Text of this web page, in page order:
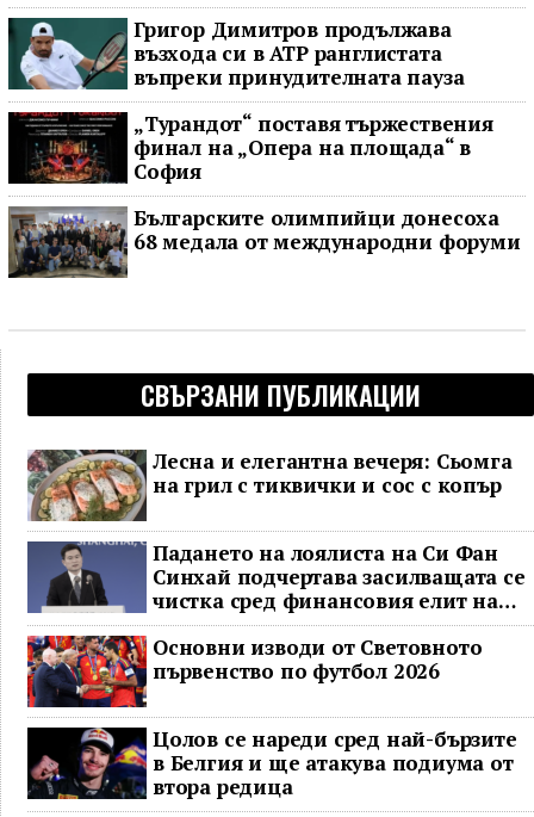
Григор Димитров продължава
възхода си в ATP ранглистата
въпреки принудителната пауза
„Турандот“ поставя тържествения
финал на „Опера на площада“ в
София
Българските олимпийци донесоха
68 медала от международни форуми
СВЪРЗАНИ ПУБЛИКАЦИИ
Лесна и елегантна вечеря: Сьомга
на грил с тиквички и сос с копър
Падането на лоялиста на Си Фан
Синхай подчертава засилващата се
чистка сред финансовия елит на
Китай
Основни изводи от Световното
първенство по футбол 2026
Цолов се нареди сред най-бързите
в Белгия и ще атакува подиума от
втора редица